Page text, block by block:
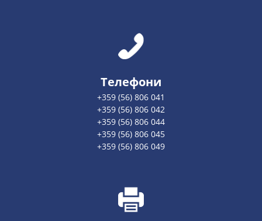
Телефони
+359 (56) 806 041
+359 (56) 806 042
+359 (56) 806 044
+359 (56) 806 045
+359 (56) 806 049